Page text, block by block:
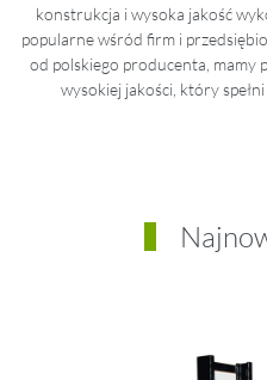
konstrukcja i wysoka jakość
popularne wśród firm i
od polskiego producenta, mamy
wysokiej jakości, który